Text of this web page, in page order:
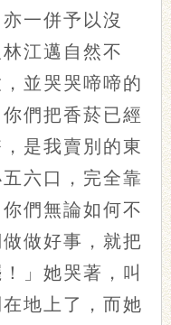
一併予以沒
江邁自然不
並哭哭啼啼的
們把香菸已經
是我賣別的東
六口，完全靠
們無論如何不
做好事，就把
」她哭著，叫
地上了，而她